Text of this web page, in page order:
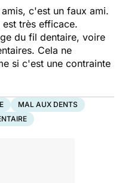
c'est un faux ami.
très efficace.
du fil dentaire, voire
Cela ne
si c'est une contrainte
MAL AUX DENTS